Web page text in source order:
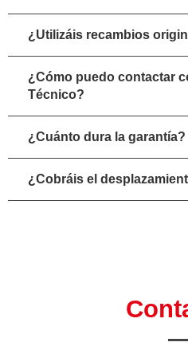
¿Utilizáis recambios
¿Cómo puedo contactar
Técnico?
¿Cuánto dura la garantía?
¿Cobráis el